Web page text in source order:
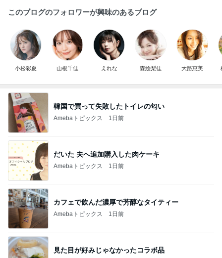
このブログのフォロワーが興味のあるブログ
小松彩夏 山根千佳 えれな 森絵梨佳 大路恵美
韓国で買って失敗したトイレの匂い
Amebaトピックス 1日前
だいた 夫へ追加購入した肉ケーキ
Amebaトピックス 1日前
カフェで飲んだ濃厚で芳醇なタイティー
Amebaトピックス 1日前
見た目が好みじゃなかったコラボ品